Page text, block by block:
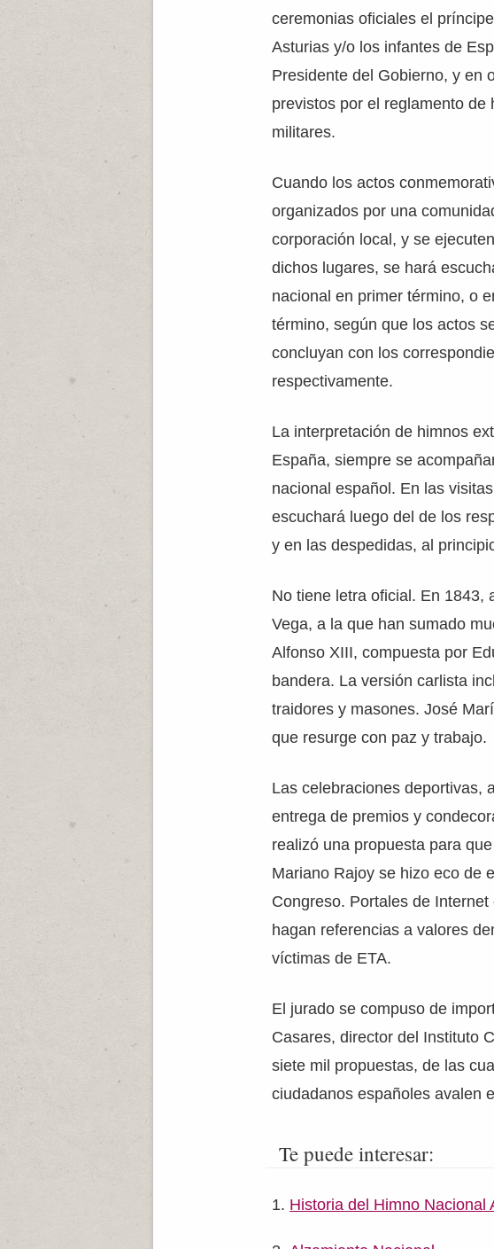
ceremonias oficiales el
Asturias y/o los infantes de
Presidente del Gobierno, y en
previstos por el reglamento de
militares.
Cuando los actos
organizados por una
corporación local, y se
dichos lugares, se hará
nacional en primer término, o
término, según que los actos
concluyan con los
respectivamente.
La interpretación de himnos
España, siempre se
nacional español. En las
escuchará luego del de los
y en las despedidas, al
No tiene letra oficial. En 1843,
Vega, a la que han sumado
Alfonso XIII, compuesta por
bandera. La versión carlista
traidores y masones. José
que resurge con paz y trabajo.
Las celebraciones deportivas,
entrega de premios y
realizó una propuesta para
Mariano Rajoy se hizo eco de
Congreso. Portales de
hagan referencias a valores
víctimas de ETA.
El jurado se compuso de
Casares, director del Instituto
siete mil propuestas, de las
ciudadanos españoles avalen
Te puede interesar:
Historia del Himno Nacional